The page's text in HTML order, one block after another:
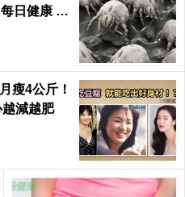
日健康 H
瘦4公斤！
減越肥